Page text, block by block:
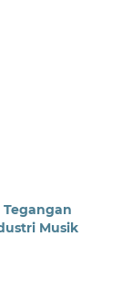
Tegangan
Musik